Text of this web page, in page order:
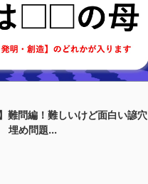
難問編！難しいけど面白い諺穴
埋め問題...